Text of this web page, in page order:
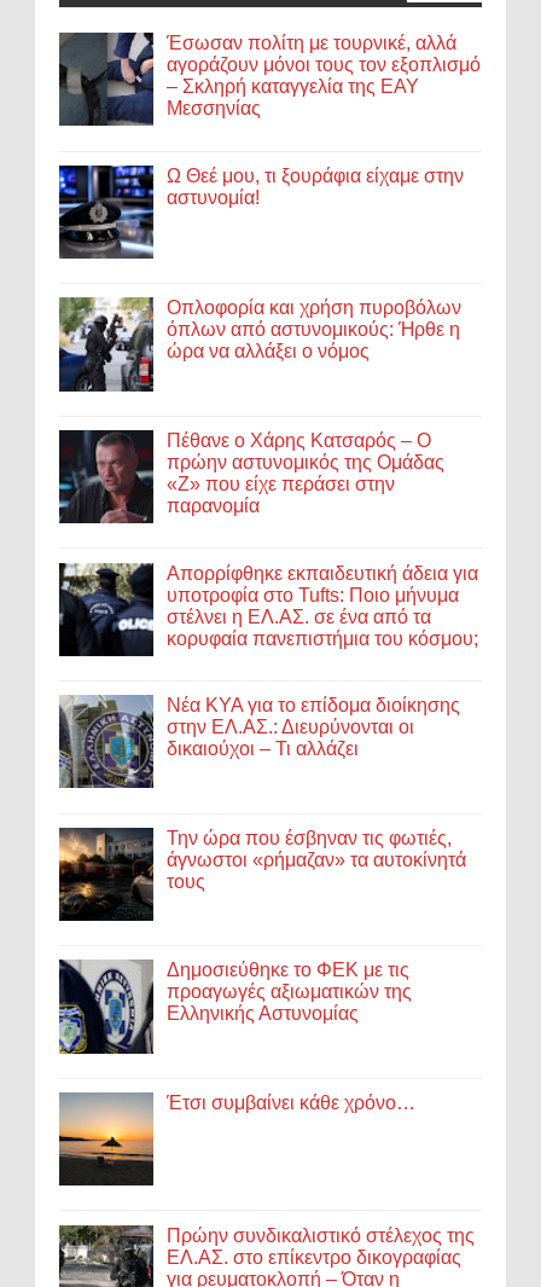
Έσωσαν πολίτη με τουρνικέ, αλλά
αγοράζουν μόνοι τους τον εξοπλισμό
– Σκληρή καταγγελία της ΕΑΥ
Μεσσηνίας
Ω Θεέ μου, τι ξουράφια είχαμε στην
αστυνομία!
Οπλοφορία και χρήση πυροβόλων
όπλων από αστυνομικούς: Ήρθε η
ώρα να αλλάξει ο νόμος
Πέθανε ο Χάρης Κατσαρός – Ο
πρώην αστυνομικός της Ομάδας
«Ζ» που είχε περάσει στην
παρανομία
Απορρίφθηκε εκπαιδευτική άδεια για
υποτροφία στο Tufts: Ποιο μήνυμα
στέλνει η ΕΛ.ΑΣ. σε ένα από τα
κορυφαία πανεπιστήμια του κόσμου;
Νέα ΚΥΑ για το επίδομα διοίκησης
στην ΕΛ.ΑΣ.: Διευρύνονται οι
δικαιούχοι – Τι αλλάζει
Την ώρα που έσβηναν τις φωτιές,
άγνωστοι «ρήμαζαν» τα αυτοκίνητά
τους
Δημοσιεύθηκε το ΦΕΚ με τις
προαγωγές αξιωματικών της
Ελληνικής Αστυνομίας
Έτσι συμβαίνει κάθε χρόνο…
Πρώην συνδικαλιστικό στέλεχος της
ΕΛ.ΑΣ. στο επίκεντρο δικογραφίας
για ρευματοκλοπή – Όταν η